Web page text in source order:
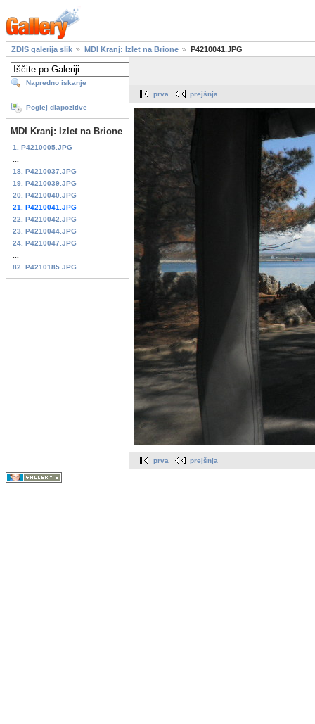
ZDIS galerija slik MDI Kranj: Izlet na Brione P4210041.JPG
Napredno iskanje
Poglej diapozitive
MDI Kranj: Izlet na Brione
1. P4210005.JPG
18. P4210037.JPG
19. P4210039.JPG
20. P4210040.JPG
21. P4210041.JPG
22. P4210042.JPG
23. P4210044.JPG
24. P4210047.JPG
82. P4210185.JPG
prva prejšnja
prva prejšnja